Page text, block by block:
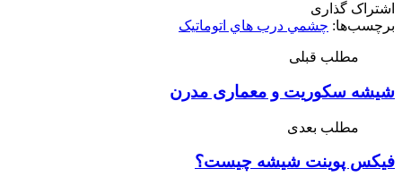
اشتراک گذاری
برچسب‌ها: چشمي درب هاي اتوماتيک
مطلب قبلی
شیشه سکوریت و معماری مدرن
مطلب بعدی
فیکس پوینت شیشه چیست؟